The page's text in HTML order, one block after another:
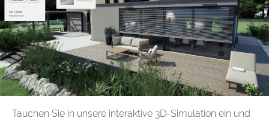
Tauchen Sie in unsere interaktive 3D-Simulation ein und